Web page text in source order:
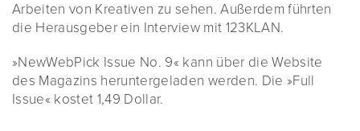
Arbeiten von Kreativen zu sehen. Außerdem führten
die Herausgeber ein Interview mit 123KLAN.
»NewWebPick Issue No. 9« kann über die Website
des Magazins heruntergeladen werden. Die »Full
Issue« kostet 1,49 Dollar.